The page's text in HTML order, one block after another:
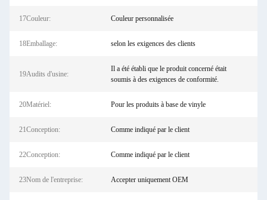
17Couleur: Couleur personnalisée
18Emballage: selon les exigences des clients
19Audits d'usine:
Il a été établi que le produit concerné était
soumis à des exigences de conformité.
20Matériel: Pour les produits à base de vinyle
21Conception: Comme indiqué par le client
22Conception: Comme indiqué par le client
23Nom de l'entreprise: Accepter uniquement OEM